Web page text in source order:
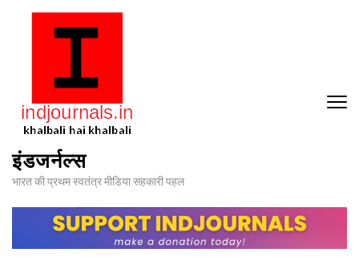
इंडजर्नल्स
भारत की प्रथम स्वतंत्र मीडिया सहकारी पहल